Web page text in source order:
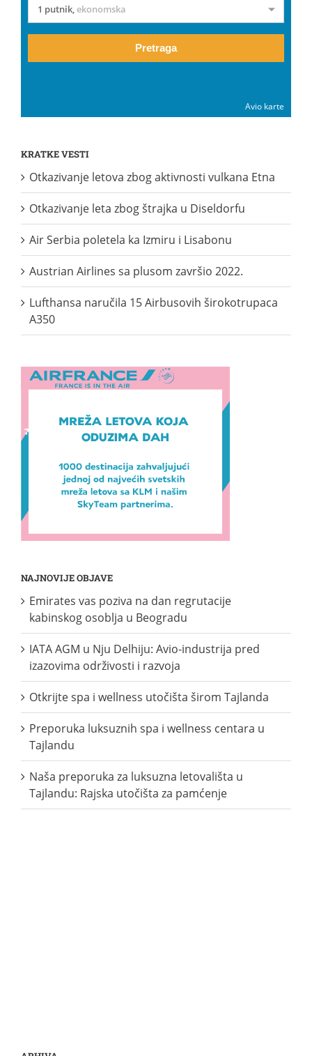
1 putnik,ekonomska
Pretraga
Avio karte
KRATKE VESTI
Otkazivanje letova zbog aktivnosti vulkana Etna
Otkazivanje leta zbog štrajka u Diseldorfu
Air Serbia poletela ka Izmiru i Lisabonu
Austrian Airlines sa plusom završio 2022.
Lufthansa naručila 15 Airbusovih širokotrupaca
A350
NAJNOVIJE OBJAVE
Emirates vas poziva na dan regrutacije
kabinskog osoblja u Beogradu
IATA AGM u Nju Delhiju: Avio-industrija pred
izazovima održivosti i razvoja
Otkrijte spa i wellness utočišta širom Tajlanda
Preporuka luksuznih spa i wellness centara u
Tajlandu
Naša preporuka za luksuzna letovališta u
Tajlandu: Rajska utočišta za pamćenje